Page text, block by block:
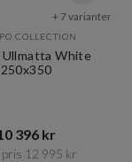
+ 7 varianter
COLLECTION
Ullmatta White
250x350
396 kr​​
pris 12 995 kr​​